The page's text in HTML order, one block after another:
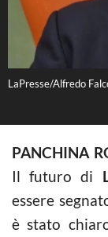
LaPresse/Alfredo
PANCHINA
Il futuro di
essere
è stato